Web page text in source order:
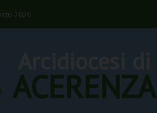
2026
ACERENZA